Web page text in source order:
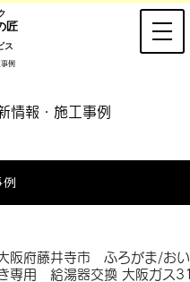
例
匠
ス
情報・施工事例
阪府藤井寺市 ふろがま/おい
専用 給湯器交換 大阪ガス